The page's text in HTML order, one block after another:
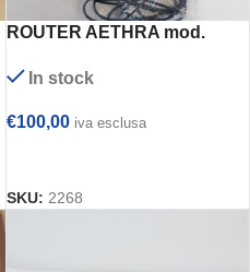
ROUTER AETHRA mod.
In stock
€100,00 iva esclusa
SKU: 2268